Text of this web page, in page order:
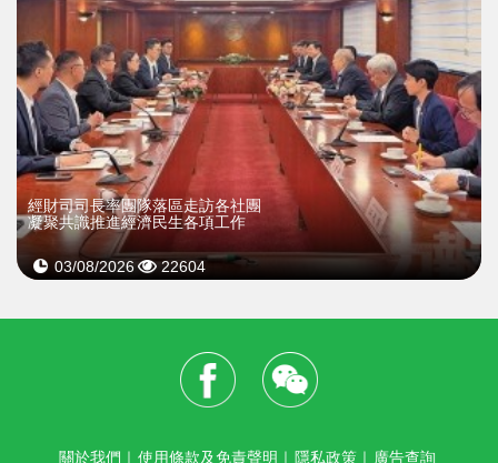
經財司司長率團隊落區走訪各社團
凝聚共識推進經濟民生各項工作
03/08/2026 22604
關於我們 ｜ 使用條款及免責聲明 ｜ 隱私政策 ｜ 廣告查詢